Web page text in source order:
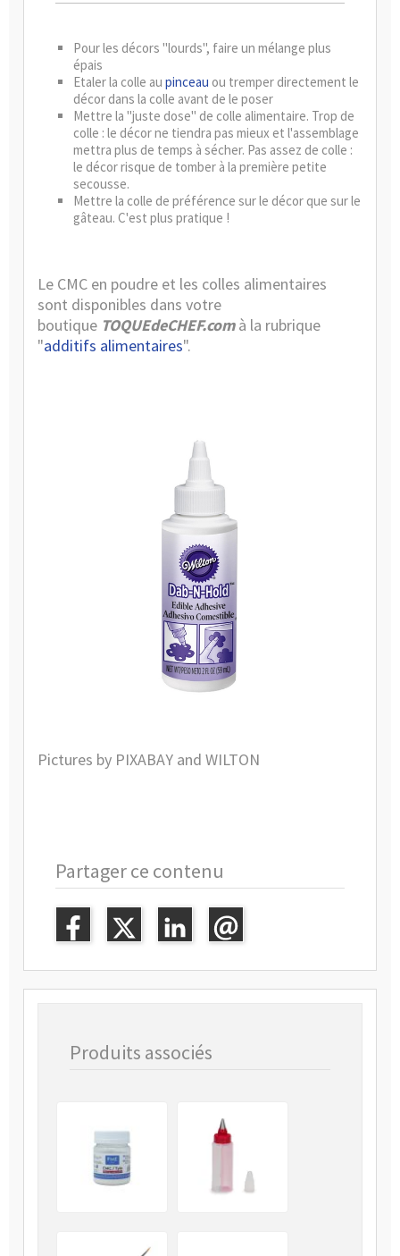
Pour les décors "lourds", faire un mélange plus
épais
Etaler la colle au pinceau ou tremper directement le
décor dans la colle avant de le poser
Mettre la "juste dose" de colle alimentaire. Trop de
colle : le décor ne tiendra pas mieux et l'assemblage
mettra plus de temps à sécher. Pas assez de colle :
le décor risque de tomber à la première petite
secousse.
Mettre la colle de préférence sur le décor que sur le
gâteau. C'est plus pratique !
Le CMC en poudre et les colles alimentaires
sont disponibles dans votre
boutique TOQUEdeCHEF.comà la rubrique
"additifs alimentaires".
Pictures by PIXABAY and WILTON
Partager ce contenu
Produits associés